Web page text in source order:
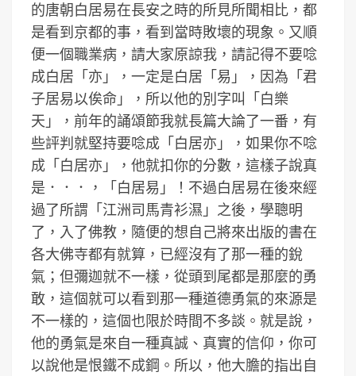
的唐朝白居易在長安之時的所見所聞相比，都
是看到京都的事，看到當時敗壞的現象。又順
便一個職業病，請大家原諒我，請記得不要唸
成白居「亦」，一定是白居「易」，因為「君
子居易以俟命」，所以他的別字叫「白樂
天」，前年的誦頌節我就長篇大論了一番，有
些評判就堅持要唸成「白居亦」，如果你不唸
成「白居亦」，他就扣你的分數，這樣子說真
是．．．，「白居易」！不過白居易在後來經
過了所謂「江洲司馬青衫濕」之後，學聰明
了，入了佛教，隨便的想自己將來出版的書在
各大佛寺都有就算，已經沒有了那一種的銳
氣；但彌迦就不一樣，從頭到尾都是那麼的勇
敢，這個就可以看到那一種道德勇氣的來源是
不一樣的，這個也限於時間不多談。就是說，
他的勇氣是來自一種真誠、真實的信仰，你可
以說他是恨鐵不成鋼。所以，他大膽的指出自